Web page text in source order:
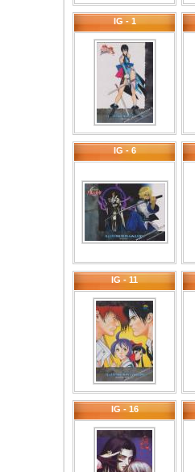
IG - 1
IG - 6
IG - 11
IG - 16